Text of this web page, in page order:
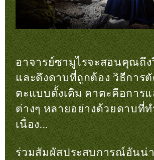
อาจารย์ซามูไรจะสอนคุณถึง
และดึงดาบที่ถูกต้อง วิธีการ
ตะแบบดั้งเดิม คาตะคือการ
ต่างๆ หลายอย่างด้วยดาบที่
เนื่อง...
ร่วมสัมผัสประสบการณ์อันน่